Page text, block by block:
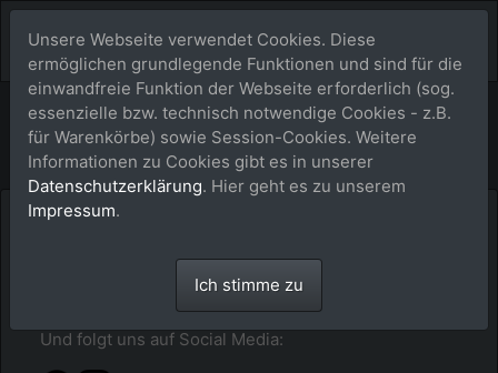
Bildershop
Hier im buy-a-picture.de-Shop findest du alles
den Pferdenamen ein.
Und folgt uns auf Social Media:
Unsere Webseite verwendet Cookies. Diese
ermöglichen grundlegende Funktionen und sind für die
einwandfreie Funktion der Webseite erforderlich (sog.
essenzielle bzw. technisch notwendige Cookies - z.B.
für Warenkörbe) sowie Session-Cookies. Weitere
Informationen zu Cookies gibt es in unserer
Datenschutzerklärung. Hier geht es zu unserem
Impressum.
Ich stimme zu